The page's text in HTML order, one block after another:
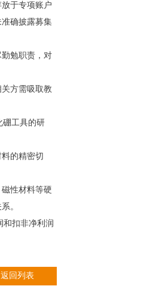
于专项账户
确披露募集
勉职责，对
方需吸取教
硼工具的研
的精密切
性材料等硬
。
和扣非净利润
返回列表